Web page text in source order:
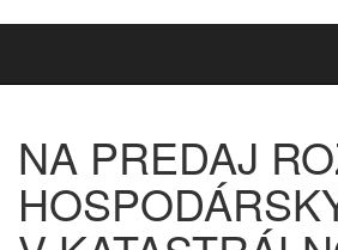
NA PREDAJ